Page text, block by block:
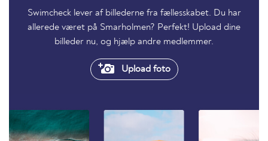
Swimcheck lever af billederne fra fællesskabet. Du har
allerede været på Smarholmen? Perfekt! Upload dine
billeder nu, og hjælp andre medlemmer.
Upload foto